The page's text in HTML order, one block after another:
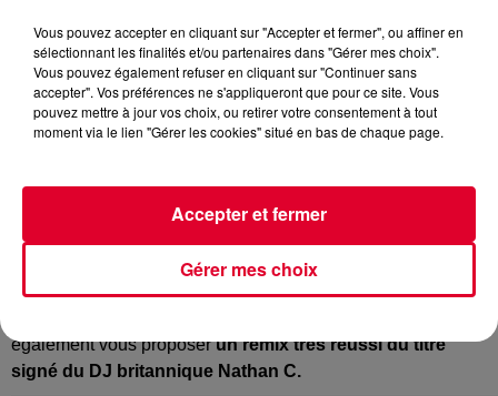
comme nous, de voirFlumeil y a quelques jours à Paris ou
à Toulouse. L'Australien qui est bel et bien de retour avec
une tournée depuis plusieurs mois et aussi de nouveaux
titres. Parmi ces derniers, il y a l’excellent
collaboration avec London Grammar,dont la voix donne
également vous proposerun remix très réussi du titre
signé du DJ britannique Nathan C.
Vous pouvez accepter en cliquant sur "Accepter et fermer", ou affiner en
sélectionnant les finalités et/ou partenaires dans "Gérer mes choix".
Vous pouvez également refuser en cliquant sur "Continuer sans
accepter". Vos préférences ne s'appliqueront que pour ce site. Vous
pouvez mettre à jour vos choix, ou retirer votre consentement à tout
moment via le lien "Gérer les cookies" situé en bas de chaque page.
Gérer mes choix
Accepter et fermer